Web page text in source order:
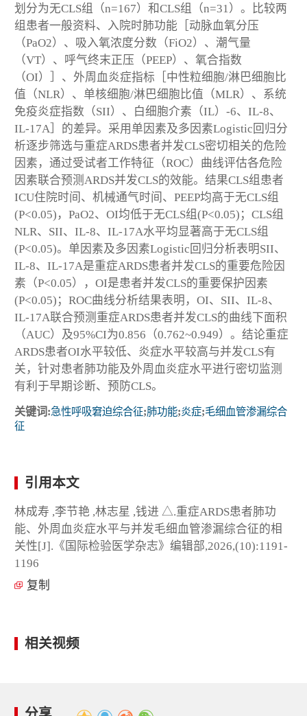
划分为无CLS组（n=167）和CLS组（n=31）。比较两
组患者一般资料、入院时肺功能［动脉血氧分压
（PaO2）、吸入氧浓度分数（FiO2）、潮气量
（VT）、呼气终末正压（PEEP）、氧合指数
（OI）］、外周血炎症指标［中性粒细胞/淋巴细胞比
值（NLR）、单核细胞/淋巴细胞比值（MLR）、系统
免疫炎症指数（SII）、白细胞介素（IL）-6、IL-8、
IL-17A］的差异。采用单因素及多因素Logistic回归分
析逐步筛选与重症ARDS患者并发CLS密切相关的危险
因素，通过受试者工作特征（ROC）曲线评估各危险
因素联合预测ARDS并发CLS的效能。结果CLS组患者
ICU住院时间、机械通气时间、PEEP均高于无CLS组
(P<0.05)，PaO2、OI均低于无CLS组(P<0.05)；CLS组
NLR、SII、IL-8、IL-17A水平均显著高于无CLS组
(P<0.05)。单因素及多因素Logistic回归分析表明SII、
IL-8、IL-17A是重症ARDS患者并发CLS的重要危险因
素（P<0.05），OI是患者并发CLS的重要保护因素
(P<0.05)；ROC曲线分析结果表明，OI、SII、IL-8、
IL-17A联合预测重症ARDS患者并发CLS的曲线下面积
（AUC）及95%CI为0.856（0.762~0.949）。结论重症
ARDS患者OI水平较低、炎症水平较高与并发CLS有
关，针对患者肺功能及外周血炎症水平进行密切监测
有利于早期诊断、预防CLS。
关键词:急性呼吸窘迫综合征;肺功能;炎症;毛细血管渗漏综合
征
引用本文
林成寿 ,李节艳 ,林志星 ,钱进 △.重症ARDS患者肺功
能、外周血炎症水平与并发毛细血管渗漏综合征的相
关性[J].《国际检验医学杂志》编辑部,2026,(10):1191-
1196
复制
相关视频